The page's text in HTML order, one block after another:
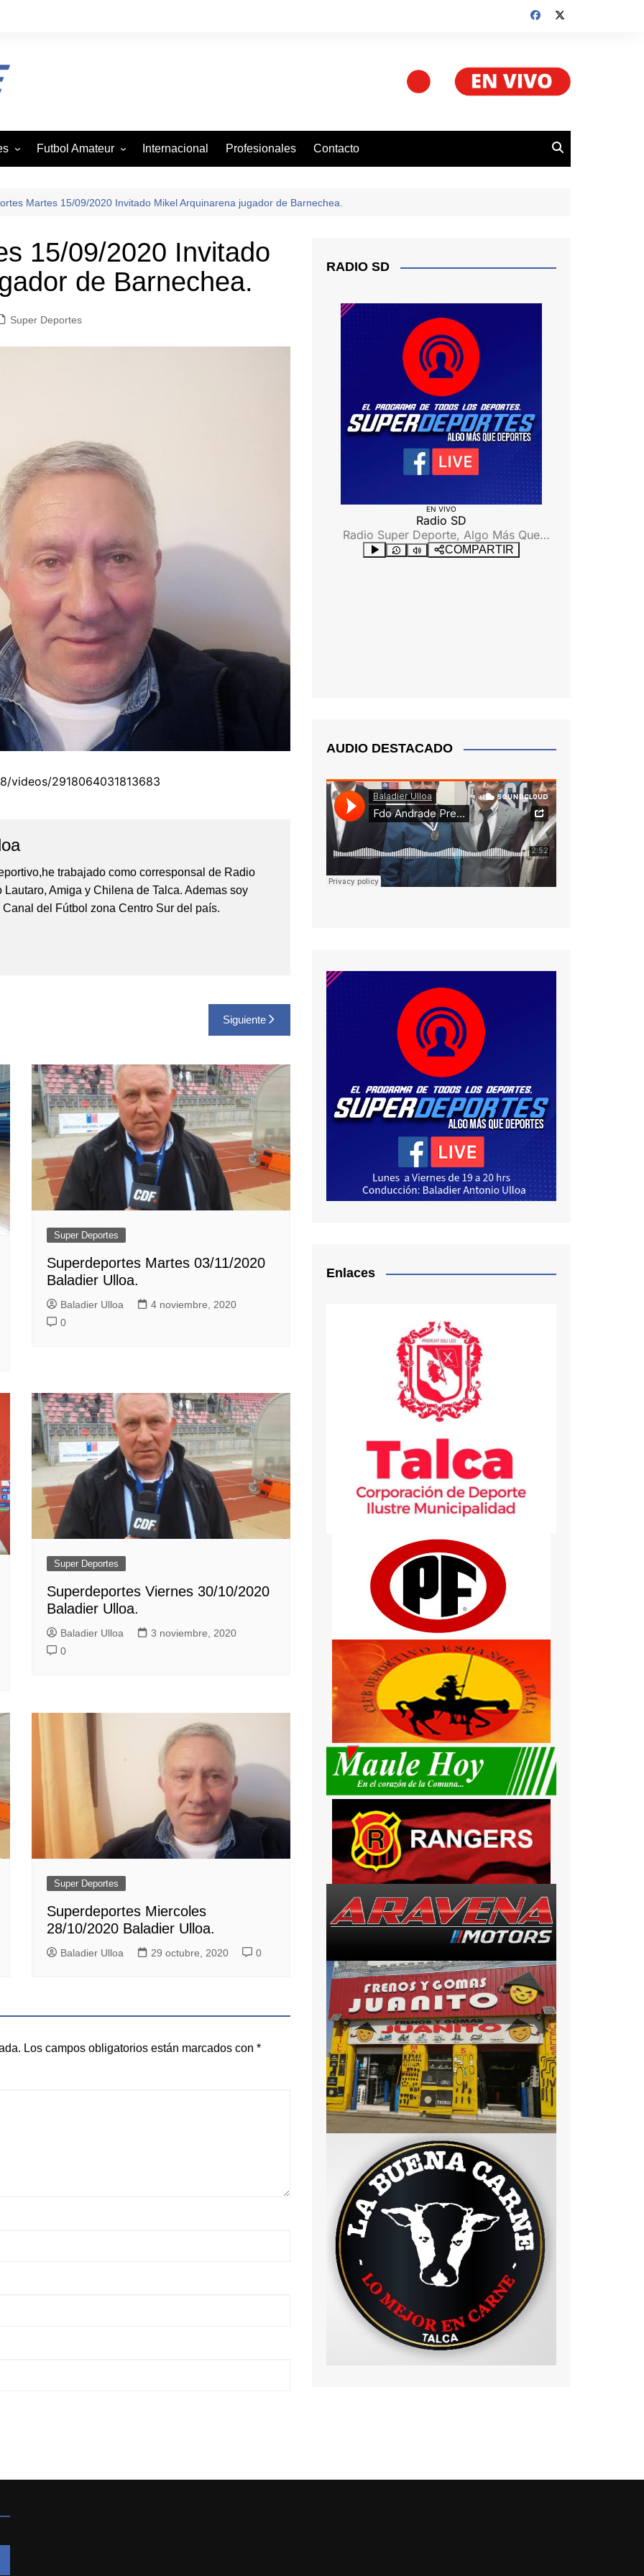
Caza
Futbol Amateur
Asofutbol
Canal Rural
Liga Vecinal
Villa San Agustin
Internacional Profesionales Contacto
Martes 15/09/2020 Invitado Mikel Arquinarena jugador de Barnechea.
15/09/2020 Invitado
de Barnechea.
Super Deportes
videos/2918064031813683
trabajado como corresponsal de Radio
Lautaro, Amiga y Chilena de Talca. Ademas soy
del Fútbol zona Centro Sur del país.
Siguiente
Super Deportes
Superdeportes Martes 03/11/2020
Baladier Ulloa.
Baladier Ulloa
4 noviembre, 2020
0
Super Deportes
Superdeportes Viernes 30/10/2020
Baladier Ulloa.
Baladier Ulloa
3 noviembre, 2020
0
Super Deportes
Superdeportes Miercoles
28/10/2020 Baladier Ulloa.
Baladier Ulloa 29 octubre, 2020 0
Los campos obligatorios están marcados con *
RADIO SD
AUDIO DESTACADO
Enlaces